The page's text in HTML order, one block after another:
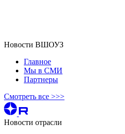
Новости ВШОУЗ
Главное
Мы в СМИ
Партнеры
Смотреть все >>>
Новости отрасли